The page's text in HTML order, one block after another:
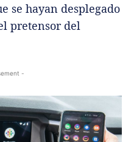
se hayan desplegado
pretensor del
-